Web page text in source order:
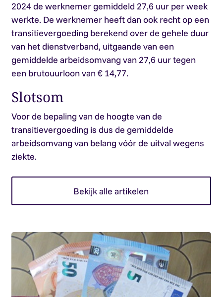
2024 de werknemer gemiddeld 27,6 uur per week
werkte. De werknemer heeft dan ook recht op een
transitievergoeding berekend over de gehele duur
van het dienstverband, uitgaande van een
gemiddelde arbeidsomvang van 27,6 uur tegen
een brutouurloon van € 14,77.
Slotsom
Voor de bepaling van de hoogte van de
transitievergoeding is dus de gemiddelde
arbeidsomvang van belang vóór de uitval wegens
ziekte.
Bekijk alle artikelen